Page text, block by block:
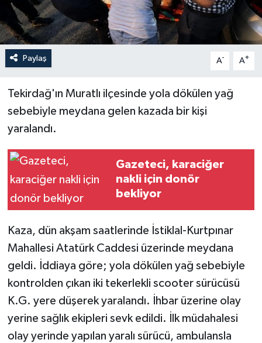
Paylaş A- A+
Tekirdağ'ın Muratlı ilçesinde yola dökülen yağ
sebebiyle meydana gelen kazada bir kişi
yaralandı.
Gazeteci, karaciğer
nakli için donör
bekliyor
Kaza, dün akşam saatlerinde İstiklal-Kurtpınar
Mahallesi Atatürk Caddesi üzerinde meydana
geldi. İddiaya göre; yola dökülen yağ sebebiyle
kontrolden çıkan iki tekerlekli scooter sürücüsü
K.G. yere düşerek yaralandı. İhbar üzerine olay
yerine sağlık ekipleri sevk edildi. İlk müdahalesi
olay yerinde yapılan yaralı sürücü, ambulansla